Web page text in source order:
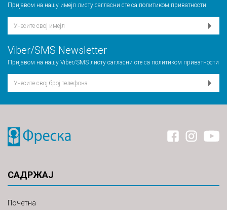
Пријавом на нашу имејл листу сагласни сте са политиком приватности
Viber/SMS Newsletter
Пријавом на нашу Viber/SMS листу сагласни сте са политиком приватности
САДРЖАЈ
Почетна